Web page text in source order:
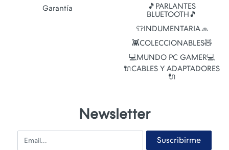
Garantía
🎵PARLANTES
BLUETOOTH🎵
👕INDUMENTARIA🧢
👾COLECCIONABLES🧸
💻MUNDO PC GAMER💻
🔌CABLES Y ADAPTADORES
🔌
Newsletter
Email Suscribirme